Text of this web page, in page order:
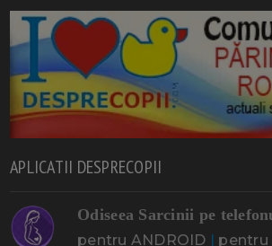
APLICATII DESPRECOPII
Odiseea Sarcinii pe
pentru ANDROID | pentru